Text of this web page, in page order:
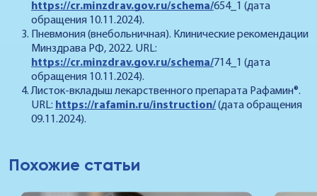
https://cr.minzdrav.gov.ru/schema/654_1 (дата
обращения 10.11.2024).
Пневмония (внебольничная). Клинические рекомендации
Минздрава РФ, 2022. URL:
https://cr.minzdrav.gov.ru/schema/714_1 (дата
обращения 10.11.2024).
Листок-вкладыш лекарственного препарата Рафамин®.
URL: https://rafamin.ru/instruction/(дата обращения
09.11.2024).
Похожие статьи